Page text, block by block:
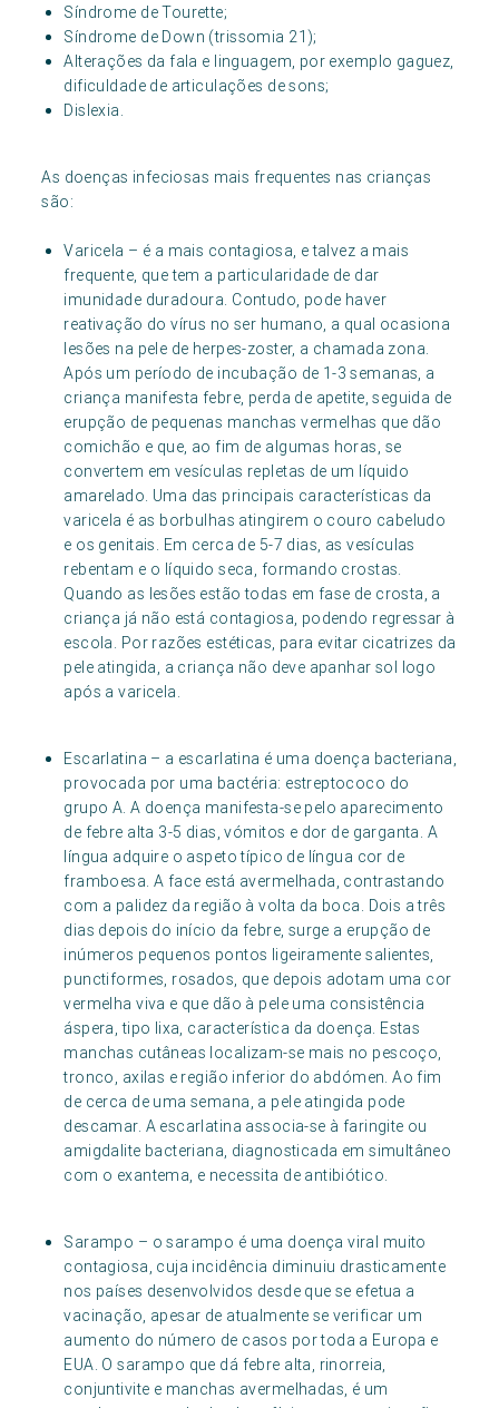
Síndrome de Tourette;
Síndrome de Down (trissomia 21);
Alterações da fala e linguagem, por exemplo gaguez,
dificuldade de articulações de sons;
Dislexia.
As doenças infeciosas mais frequentes nas crianças
são:
Varicela – é a mais contagiosa, e talvez a mais
frequente, que tem a particularidade de dar
imunidade duradoura. Contudo, pode haver
reativação do vírus no ser humano, a qual ocasiona
lesões na pele de herpes-zoster, a chamada zona.
Após um período de incubação de 1-3 semanas, a
criança manifesta febre, perda de apetite, seguida de
erupção de pequenas manchas vermelhas que dão
comichão e que, ao fim de algumas horas, se
convertem em vesículas repletas de um líquido
amarelado. Uma das principais características da
varicela é as borbulhas atingirem o couro cabeludo
e os genitais. Em cerca de 5-7 dias, as vesículas
rebentam e o líquido seca, formando crostas.
Quando as lesões estão todas em fase de crosta, a
criança já não está contagiosa, podendo regressar à
escola. Por razões estéticas, para evitar cicatrizes da
pele atingida, a criança não deve apanhar sol logo
após a varicela.
Escarlatina – a escarlatina é uma doença bacteriana,
provocada por uma bactéria: estreptococo do
grupo A. A doença manifesta-se pelo aparecimento
de febre alta 3-5 dias, vómitos e dor de garganta. A
língua adquire o aspeto típico de língua cor de
framboesa. A face está avermelhada, contrastando
com a palidez da região à volta da boca. Dois a três
dias depois do início da febre, surge a erupção de
inúmeros pequenos pontos ligeiramente salientes,
punctiformes, rosados, que depois adotam uma cor
vermelha viva e que dão à pele uma consistência
áspera, tipo lixa, característica da doença. Estas
manchas cutâneas localizam-se mais no pescoço,
tronco, axilas e região inferior do abdómen. Ao fim
de cerca de uma semana, a pele atingida pode
descamar. A escarlatina associa-se à faringite ou
amigdalite bacteriana, diagnosticada em simultâneo
com o exantema, e necessita de antibiótico.
Sarampo – o sarampo é uma doença viral muito
contagiosa, cuja incidência diminuiu drasticamente
nos países desenvolvidos desde que se efetua a
vacinação, apesar de atualmente se verificar um
aumento do número de casos por toda a Europa e
EUA. O sarampo que dá febre alta, rinorreia,
conjuntivite e manchas avermelhadas, é um